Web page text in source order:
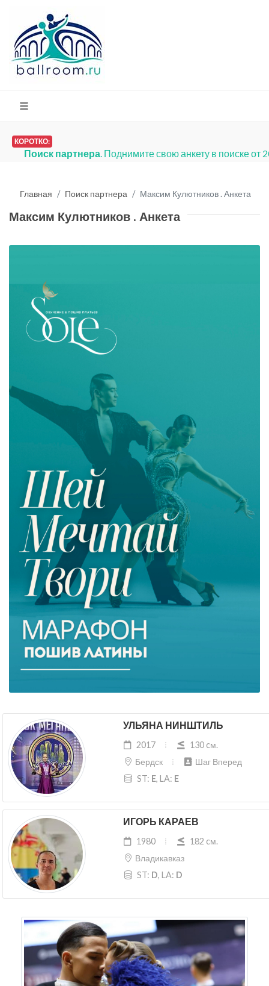
КОРОТКО:
Поиск партнера. Поднимите свою анкету в поиске от
Главная Поиск партнера Максим Кулютников . Анкета
Максим Кулютников . Анкета
УЛЬЯНА НИНШТИЛЬ
2017
130 cм.
Бердск
Шаг Вперед
ST: E, LA: E
ИГОРЬ КАРАЕВ
1980
182 cм.
Владикавказ
ST: D, LA: D